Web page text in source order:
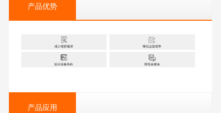
产品优势
产品应用